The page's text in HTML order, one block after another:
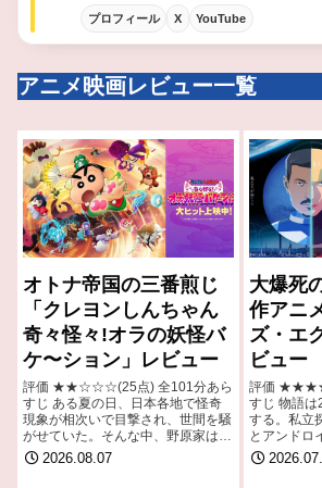
プロフィール X YouTube
アニメ映画レビュー一覧
オトナ帝国の三番煎じ
「クレヨンしんちゃん
奇々怪々!オラの妖怪バ
ケ〜ション」レビュー
評価 ★★☆☆☆(25点) 全101分あら
すじ ある夏の日、日本各地で怪奇
現象が相次いで目撃され、世間を騒
がせていた。そんな中、野原家は秋
田県にあるひろしの実家に帰省する
ことになる 引用- Wikipedia
2026.08.07
大爆死
作アニ
ズ・エ
ビュー
評価
すじ 物語は
する。私立
とアンドロ
ヴェラは、
方不明にな